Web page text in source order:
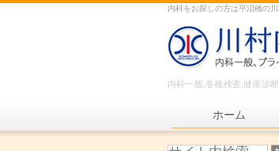
内科をお探しの方は平沼橋の
内科一般,各種検査,健康診
ホーム